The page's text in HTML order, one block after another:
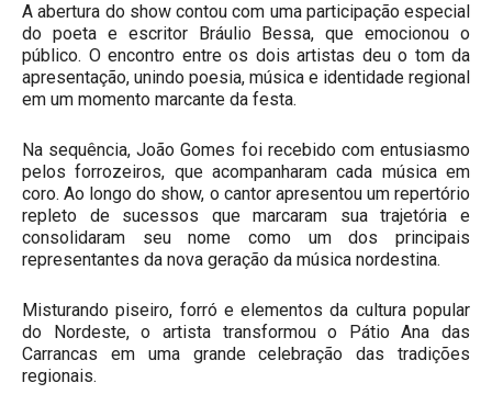
A abertura do show contou com uma participação especial
do poeta e escritor Bráulio Bessa, que emocionou o
público. O encontro entre os dois artistas deu o tom da
apresentação, unindo poesia, música e identidade regional
em um momento marcante da festa.
Na sequência, João Gomes foi recebido com entusiasmo
pelos forrozeiros, que acompanharam cada música em
coro. Ao longo do show, o cantor apresentou um repertório
repleto de sucessos que marcaram sua trajetória e
consolidaram seu nome como um dos principais
representantes da nova geração da música nordestina.
Misturando piseiro, forró e elementos da cultura popular
do Nordeste, o artista transformou o Pátio Ana das
Carrancas em uma grande celebração das tradições
regionais.